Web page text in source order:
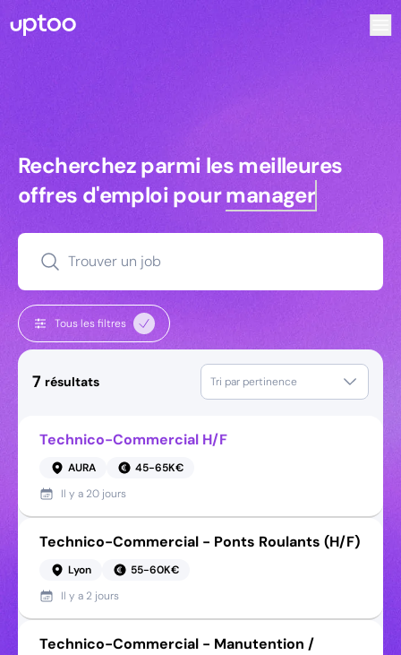
Recherchez parmi les meilleures
Recherchez parmi les meilleures
offres d'emploi pourmanagers
Trouver un job
Tous les filtres
7 résultats Tri par pertinence
Technico-Commercial H/F
AURA
45-65K€
Il y a 20 jours
Technico-Commercial - Ponts Roulants (H/F)
Lyon
55-60K€
Il y a 2 jours
Technico-Commercial - Manutention /